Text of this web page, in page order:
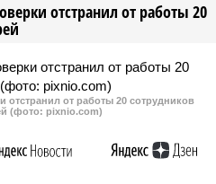
отстранил от работы 20
отстранил от работы 20 сотрудников
(фото: pixnio.com)